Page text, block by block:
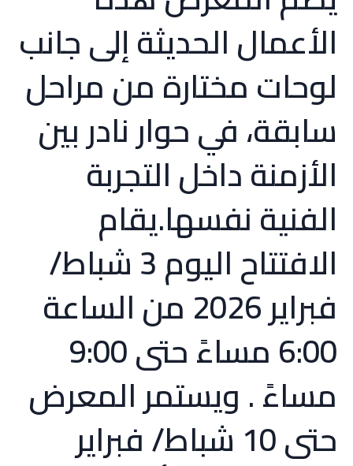
الأعمال الحديثة إلى جانب
لوحات مختارة من مراحل
سابقة، في حوار نادر بين
الأزمنة داخل التجربة
الفنية نفسها.يقام
الافتتاح اليوم 3 شباط/
فبراير 2026 من الساعة
6:00 مساءً حتى 9:00
مساءً . ويستمر المعرض
حتى 10 شباط/ فبراير